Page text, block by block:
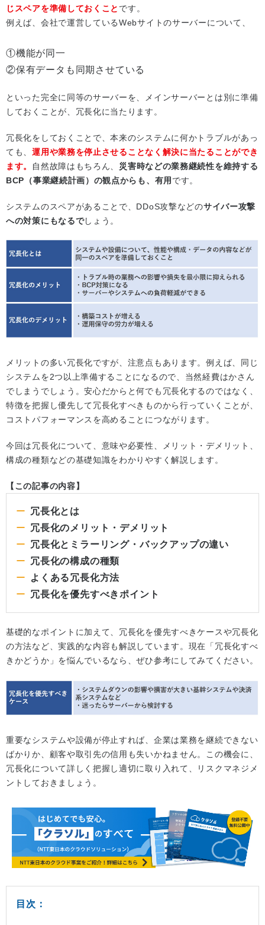
じスペアを準備しておくこと です。
例えば、会社で運営しているWebサイトのサーバーについて、
①機能が同一
②保有データも同期させている
といった完全に同等のサーバーを、メインサーバーとは別に準備
しておくことが、冗長化に当たります。
冗長化をしておくことで、本来のシステムに何かトラブルがあっ
ても、運用や業務を停止させることなく解決に当たることができ
ます。
自然故障はもちろん、 災害時などの業務継続性を維持する
BCP（事業継続計画）の観点からも、有用 です。
システムのスペアがあることで、DDoS攻撃などのサイバー攻撃
への対策にもなるでしょう。
メリットの多い冗長化ですが、注意点もあります。例えば、同じ
システムを2つ以上準備することになるので、当然経費はかさん
でしまうでしょう。安心だからと何でも冗長化するのではなく、
特徴を把握し優先して冗長化すべきものから行っていくことが、
コストパフォーマンスを高めることにつながります。
今回は冗長化について、意味や必要性、メリット・デメリット、
構成の種類などの基礎知識をわかりやすく解説します。
【この記事の内容】
冗長化とは
冗長化のメリット・デメリット
冗長化とミラーリング・バックアップの違い
冗長化の構成の種類
よくある冗長化方法
冗長化を優先すべきポイント
基礎的なポイントに加えて、冗長化を優先すべきケースや冗長化
の方法など、実践的な内容も解説しています。現在「冗長化すべ
きかどうか」を悩んでいるなら、ぜひ参考にしてみてください。
重要なシステムや設備が停止すれば、企業は業務を継続できない
ばかりか、顧客や取引先の信用も失いかねません。この機会に、
冗長化について詳しく把握し適切に取り入れて、リスクマネジメ
ントしておきましょう。
目次：